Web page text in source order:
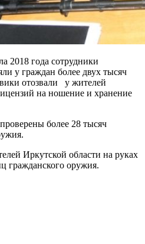
2018 года сотрудники
у граждан более двух тысяч
отозвали у жителей
на ношение и хранение
более 28 тысяч
Иркутской области на руках
гражданского оружия.